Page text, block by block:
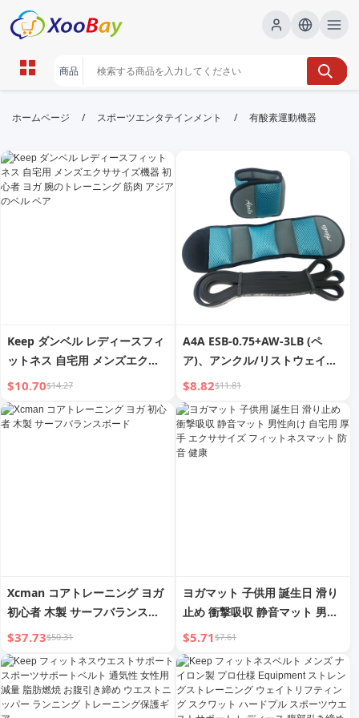
有酸素運動機器 | XOOBAY B2B/B2C
有酸素運動機器,トレーニング,選び方, wholesale 有酸
素運動機器, XOOBAY
有酸素運動機器の種類と選び方、使い方、効果を分かりやすく紹介しま
す。初心者から上級者まで役立つ情報を提供。
ホームページ / スポーツエンタテインメント / 有酸素運動機器
Keep ダンベル レディースフィ
ットネス 自宅用 メンズエクサ
サイズ機器 初心者 ヨガ 腕のト
レーニング 筋肉 アジアのベル
ペア
$10.70$14.27
A4A ESB-0.75+AW-3LB (ペ
ア)、アンクル/リストウェイ
ト、レジスタンスバンド、プル
アップアシスト、エクササイズ
バンド、ワークアウト、フィッ
トネス、トレーニング、理学療
法用ロングレジスタンスバンド
$8.82$11.81
Xcman コアトレーニング ヨガ
初心者 木製 サーフバランスボ
ード
$37.73$50.31
ヨガマット 子供用 誕生日 滑り
止め 衝撃吸収 静音マット 男性
向け 自宅用 厚手 エクササイズ
フィットネスマット 防音 健康
$5.71$7.61